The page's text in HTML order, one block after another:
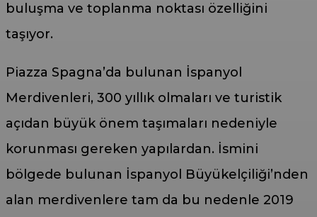
buluşma ve toplanma noktası özelliğini
taşıyor.
Piazza Spagna’da bulunan İspanyol
Merdivenleri, 300 yıllık olmaları ve turistik
açıdan büyük önem taşımaları nedeniyle
korunması gereken yapılardan. İsmini
bölgede bulunan İspanyol Büyükelçiliği’nden
alan merdivenlere tam da bu nedenle 2019